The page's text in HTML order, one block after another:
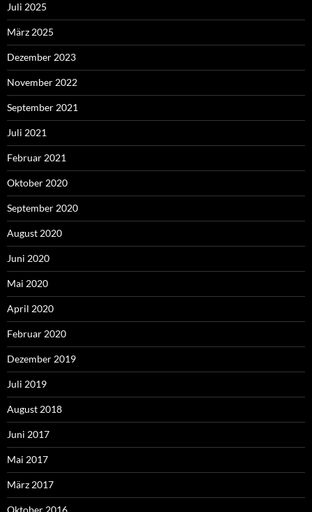
Juli 2025
März 2025
Dezember 2023
November 2022
September 2021
Juli 2021
Februar 2021
Oktober 2020
September 2020
August 2020
Juni 2020
Mai 2020
April 2020
Februar 2020
Dezember 2019
Juli 2019
August 2018
Juni 2017
Mai 2017
März 2017